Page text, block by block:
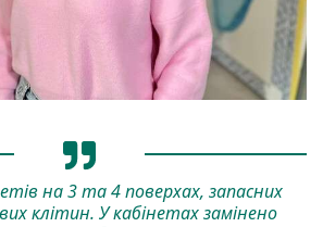
на 3 та 4 поверхах, запасних
клітин. У кабінетах замінено